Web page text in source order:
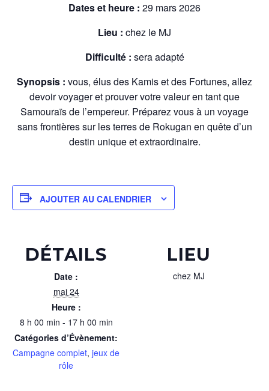
Dates et heure : 29 mars 2026
Lieu : chez le MJ
Difficulté : sera adapté
Synopsis : vous, élus des Kamis et des Fortunes, allez
devoir voyager et prouver votre valeur en tant que
Samouraïs de l’empereur. Préparez vous à un voyage
sans frontières sur les terres de Rokugan en quête d’un
destin unique et extraordinaire.
AJOUTER AU CALENDRIER
DÉTAILS
Date :
mai 24
Heure :
8 h 00 min - 17 h 00 min
Catégories d’Évènement:
Campagne complet, jeux de
rôle
LIEU
chez MJ